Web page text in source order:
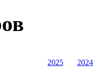
2025
2024